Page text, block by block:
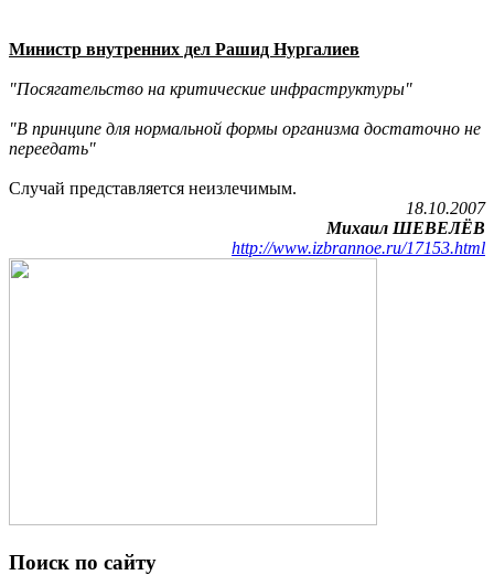
Министр внутренних дел Рашид Нургалиев
"Посягательство на критические инфраструктуры"
"В принципе для нормальной формы организма достаточно не
переедать"
Случай представляется неизлечимым.
18.10.2007
Михаил ШЕВЕЛЁВ
http://www.izbrannoe.ru/17153.html
Поиск по сайту